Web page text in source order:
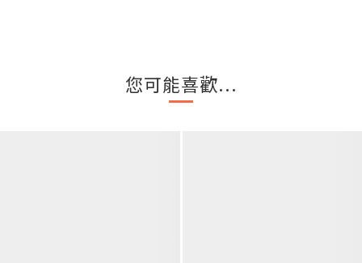
您可能喜歡...